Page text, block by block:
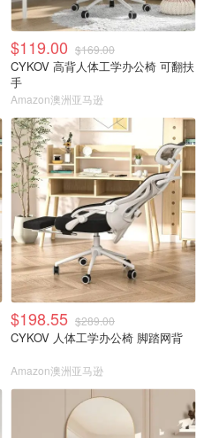
$119.00 $169.00
CYKOV 高背人体工学办公椅 可翻扶
手
Amazon澳洲亚马逊
$198.55 $289.00
CYKOV 人体工学办公椅 脚踏网背
Amazon澳洲亚马逊